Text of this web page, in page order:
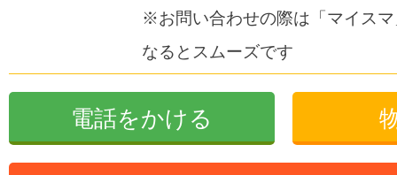
※お問い合わせの際は「マイス
なるとスムーズです
電話をかける